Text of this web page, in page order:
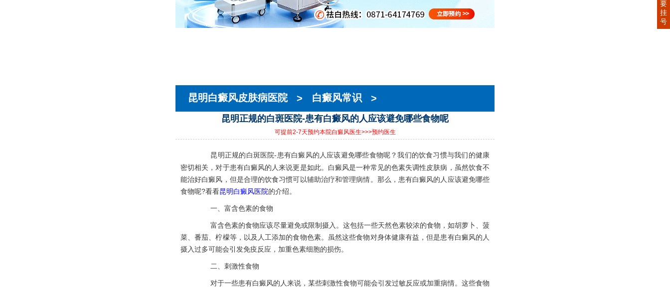
昆明白癜风皮肤病医院 > 白癜风常识 >
昆明正规的白斑医院-患有白癜风的人应该避免哪些食物呢
可提前2-7天预约本院白癜风医生>>>预约医生
昆明正规的白斑医院-患有白癜风的人应该避免哪些食物呢？我们的饮食习惯与我们的健康
密切相关，对于患有白癜风的人来说更是如此。白癜风是一种常见的色素失调性皮肤病，虽然饮食不
能治好白癜风，但是合理的饮食习惯可以辅助治疗和管理病情。那么，患有白癜风的人应该避免哪些
食物呢?看看昆明白癜风医院的介绍。
一、富含色素的食物
富含色素的食物应该尽量避免或限制摄入。这包括一些天然色素较浓的食物，如胡萝卜、菠
菜、番茄、柠檬等，以及人工添加的食物色素。虽然这些食物对身体健康有益，但是患有白癜风的人
摄入过多可能会引发免疫反应，加重色素细胞的损伤。
二、刺激性食物
对于一些患有白癜风的人来说，某些刺激性食物可能会引发过敏反应或加重病情。这些食物
要
挂
号